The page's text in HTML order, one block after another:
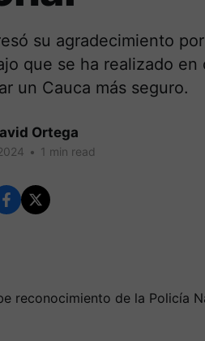
su agradecimiento
que se ha realizado
un Cauca más seguro.
Ortega
• 1 min read